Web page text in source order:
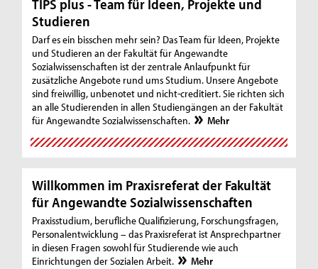
TIPS plus - Team für Ideen, Projekte und
Studieren
Darf es ein bisschen mehr sein? Das Team für Ideen, Projekte
und Studieren an der Fakultät für Angewandte
Sozialwissenschaften ist der zentrale Anlaufpunkt für
zusätzliche Angebote rund ums Studium. Unsere Angebote
sind freiwillig, unbenotet und nicht-creditiert. Sie richten sich
an alle Studierenden in allen Studiengängen an der Fakultät
für Angewandte Sozialwissenschaften.
Mehr
Willkommen im Praxisreferat der Fakultät
für Angewandte Sozialwissenschaften
Praxisstudium, berufliche Qualifizierung, Forschungsfragen,
Personalentwicklung – das Praxisreferat ist Ansprechpartner
in diesen Fragen sowohl für Studierende wie auch
Einrichtungen der Sozialen Arbeit.
Mehr